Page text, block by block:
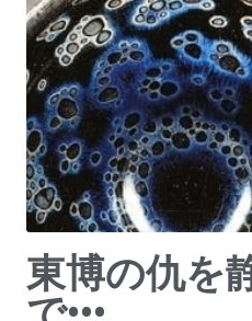
東博の仇を